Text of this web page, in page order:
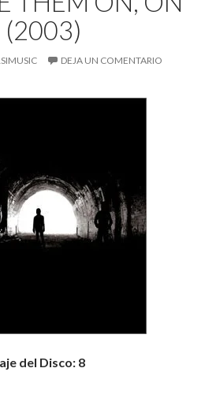
DEJA UN COMENTARIO
del Disco: 8